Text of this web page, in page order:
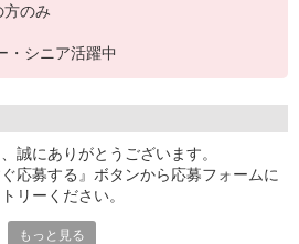
のみ
・シニア活躍中
誠にありがとうございます。
応募する』ボタンから応募フォームに
リーください。
もっと見る